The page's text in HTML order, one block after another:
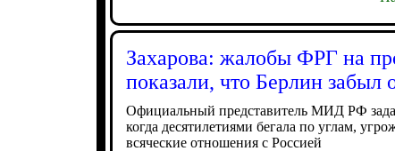
Захарова: жалобы ФРГ на
показали, что Берлин забыл
Официальный представитель МИД РФ
когда десятилетиями бегала по углам,
всяческие отношения с Россией